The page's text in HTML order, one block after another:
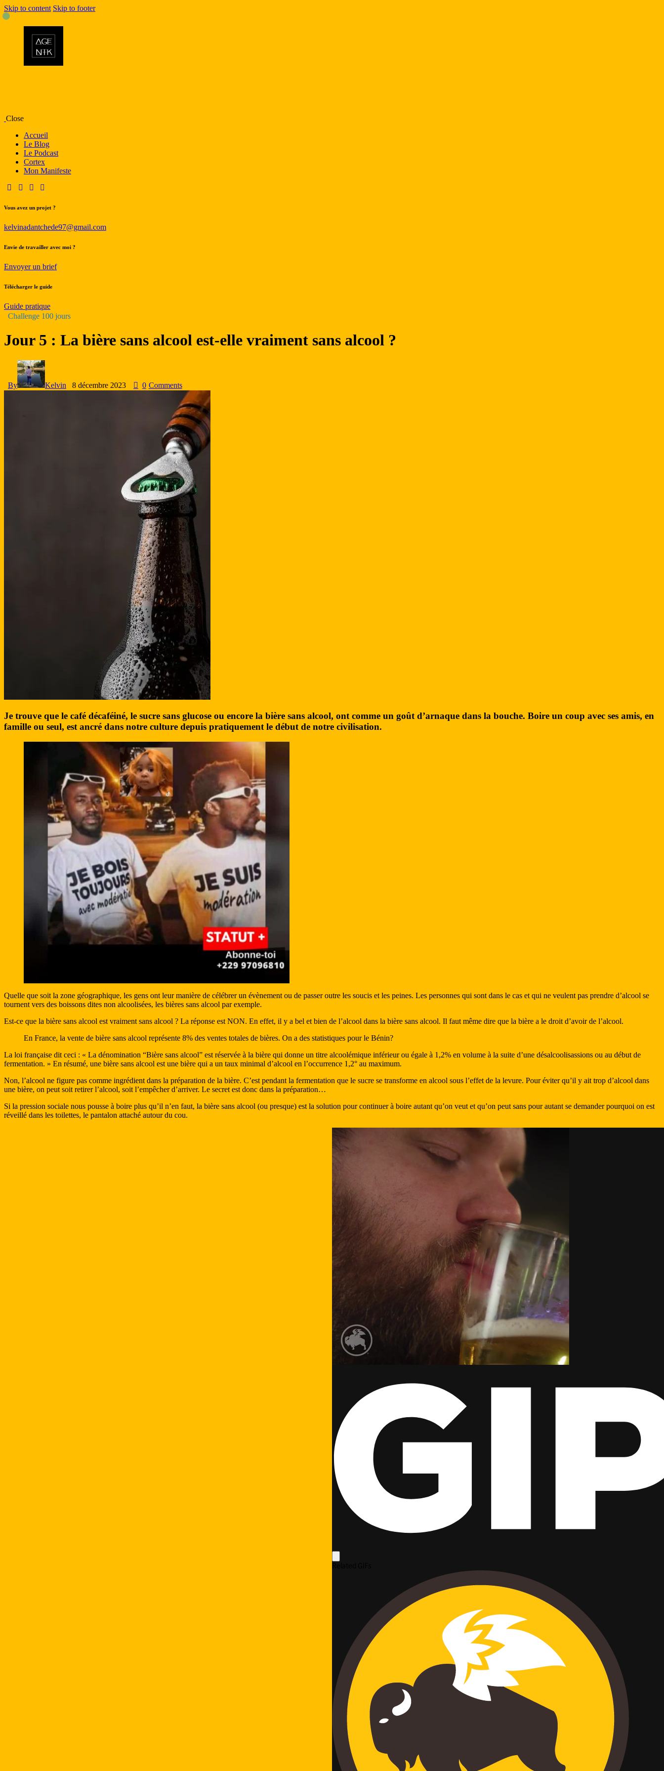
Skip to content Skip to footer
Close
Accueil
Le Blog
Le Podcast
Cortex
Mon Manifeste
Vous avez un projet ?
kelvinadantchede97@gmail.com
Envie de travailler avec moi ?
Envoyer un brief
Télécharger le guide
Guide pratique
Challenge 100 jours
Jour 5 : La bière sans alcool est-elle vraiment sans alcool ?
By Kelvin 8 décembre 2023 0 Comments
Je trouve que le café décaféiné, le sucre sans glucose ou encore la bière sans alcool, ont comme un goût d’arnaque dans la bouche. Boire un coup avec ses amis, en
famille ou seul, est ancré dans notre culture depuis pratiquement le début de notre civilisation.
Quelle que soit la zone géographique, les gens ont leur manière de célébrer un évènement ou de passer outre les soucis et les peines. Les personnes qui sont dans le cas et qui ne veulent pas prendre d’alcool se
tournent vers des boissons dites non alcoolisées, les bières sans alcool par exemple.
Est-ce que la bière sans alcool est vraiment sans alcool ? La réponse est NON. En effet, il y a bel et bien de l’alcool dans la bière sans alcool. Il faut même dire que la bière a le droit d’avoir de l’alcool.
En France, la vente de bière sans alcool représente 8% des ventes totales de bières. On a des statistiques pour le Bénin?
La loi française dit ceci : « La dénomination “Bière sans alcool” est réservée à la bière qui donne un titre alcoolémique inférieur ou égale à 1,2% en volume à la suite d’une désalcoolisassions ou au début de
fermentation. » En résumé, une bière sans alcool est une bière qui a un taux minimal d’alcool en l’occurrence 1,2° au maximum.
Non, l’alcool ne figure pas comme ingrédient dans la préparation de la bière. C’est pendant la fermentation que le sucre se transforme en alcool sous l’effet de la levure. Pour éviter qu’il y ait trop d’alcool dans
une bière, on peut soit retirer l’alcool, soit l’empêcher d’arriver. Le secret est donc dans la préparation…
Si la pression sociale nous pousse à boire plus qu’il n’en faut, la bière sans alcool (ou presque) est la solution pour continuer à boire autant qu’on veut et qu’on peut sans pour autant se demander pourquoi on est
réveillé dans les toilettes, le pantalon attaché autour du cou.